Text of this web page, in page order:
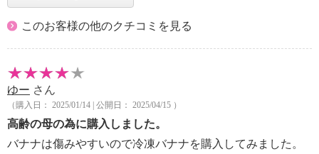
このお客様の他のクチコミを見る
ゆー さん
（購入日： 2025/01/14 | 公開日： 2025/04/15 ）
高齢の母の為に購入しました。
バナナは傷みやすいので冷凍バナナを購入してみました。